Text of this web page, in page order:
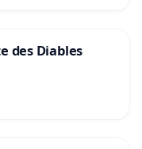
des Diables